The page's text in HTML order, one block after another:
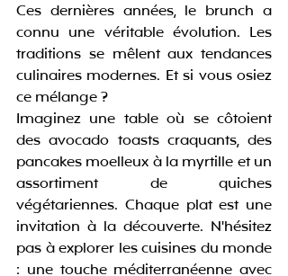
Ces dernières années, le brunch a
connu une véritable évolution. Les
traditions se mêlent aux tendances
culinaires modernes. Et si vous osiez
ce mélange ?
Imaginez une table où se côtoient
des avocado toasts craquants, des
pancakes moelleux à la myrtille et un
assortiment de quiches
végétariennes. Chaque plat est une
invitation à la découverte. N'hésitez
pas à explorer les cuisines du monde
: une touche méditerranéenne avec